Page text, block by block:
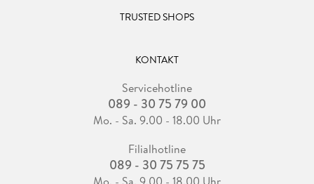
TRUSTED SHOPS
KONTAKT
Servicehotline
089 - 30 75 79 00
Mo. - Sa. 9.00 - 18.00 Uhr
Filialhotline
089 - 30 75 75 75